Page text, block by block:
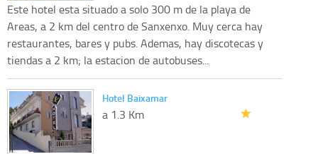
Este hotel esta situado a solo 300 m de la playa de
Areas, a 2 km del centro de Sanxenxo. Muy cerca hay
restaurantes, bares y pubs. Ademas, hay discotecas y
tiendas a 2 km; la estacion de autobuses...
Hotel Baixamar
a 1.3 Km